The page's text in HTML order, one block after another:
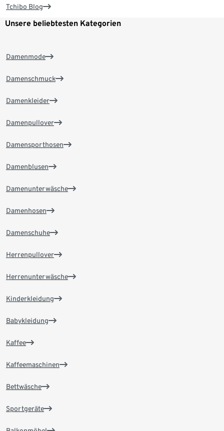
Tchibo Blog
Unsere beliebtesten Kategorien
Damenmode
Damenschmuck
Damenkleider
Damenpullover
Damensporthosen
Damenblusen
Damenunterwäsche
Damenhosen
Damenschuhe
Herrenpullover
Herrenunterwäsche
Kinderkleidung
Babykleidung
Kaffee
Kaffeemaschinen
Bettwäsche
Sportgeräte